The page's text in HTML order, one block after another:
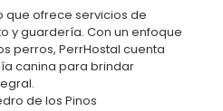
que ofrece servicios de
y guardería. Con un enfoque
perros, PerrHostal cuenta
canina para brindar
de los Pinos